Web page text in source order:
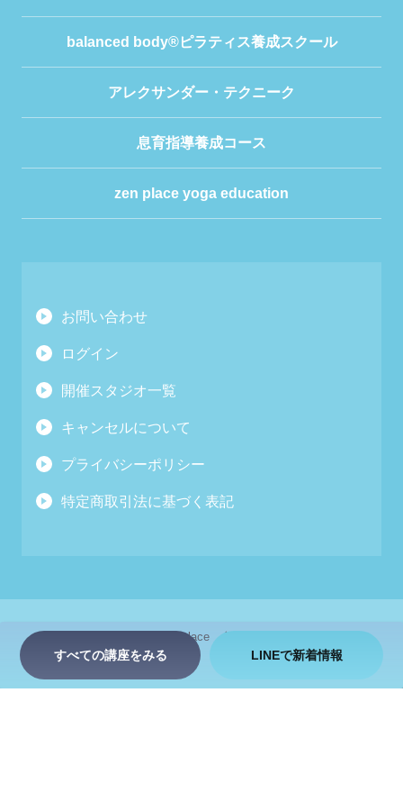
balanced body®ピラティス養成スクール
アレクサンダー・テクニーク
息育指導養成コース
zen place yoga education
お問い合わせ
ログイン
開催スタジオ一覧
キャンセルについて
プライバシーポリシー
特定商取引法に基づく表記
zen place 会社情報
すべての講座をみる LINEで新着情報